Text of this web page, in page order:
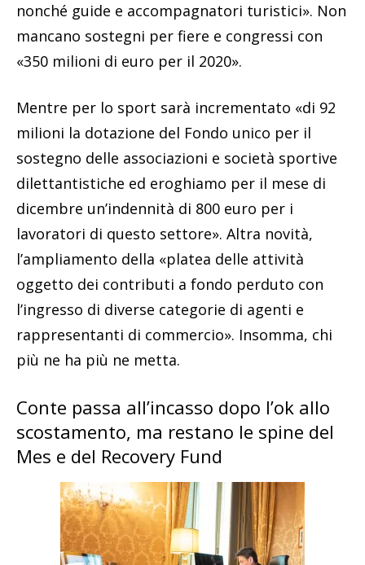
nonché guide e accompagnatori turistici». Non
mancano sostegni per fiere e congressi con
«350 milioni di euro per il 2020».
Mentre per lo sport sarà incrementato «di 92
milioni la dotazione del Fondo unico per il
sostegno delle associazioni e società sportive
dilettantistiche ed eroghiamo per il mese di
dicembre un’indennità di 800 euro per i
lavoratori di questo settore». Altra novità,
l’ampliamento della «platea delle attività
oggetto dei contributi a fondo perduto con
l’ingresso di diverse categorie di agenti e
rappresentanti di commercio». Insomma, chi
più ne ha più ne metta.
Conte passa all’incasso dopo l’ok allo
scostamento, ma restano le spine del
Mes e del Recovery Fund